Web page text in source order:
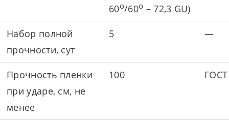
60о/60о – 72,3 GU)
Набор полной
прочности, сут
5 —
Прочность пленки
при ударе, см, не
менее
100